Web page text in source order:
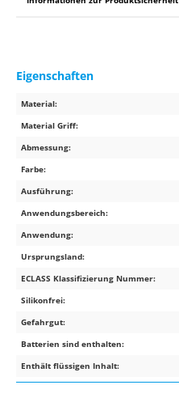
Eigenschaften
Material:
Material Griff:
Abmessung:
Farbe:
Ausführung:
Anwendungsbereich:
Anwendung:
Ursprungsland:
ECLASS Klassifizierung Nummer:
Silikonfrei:
Gefahrgut:
Batterien sind enthalten:
Enthält flüssigen Inhalt: